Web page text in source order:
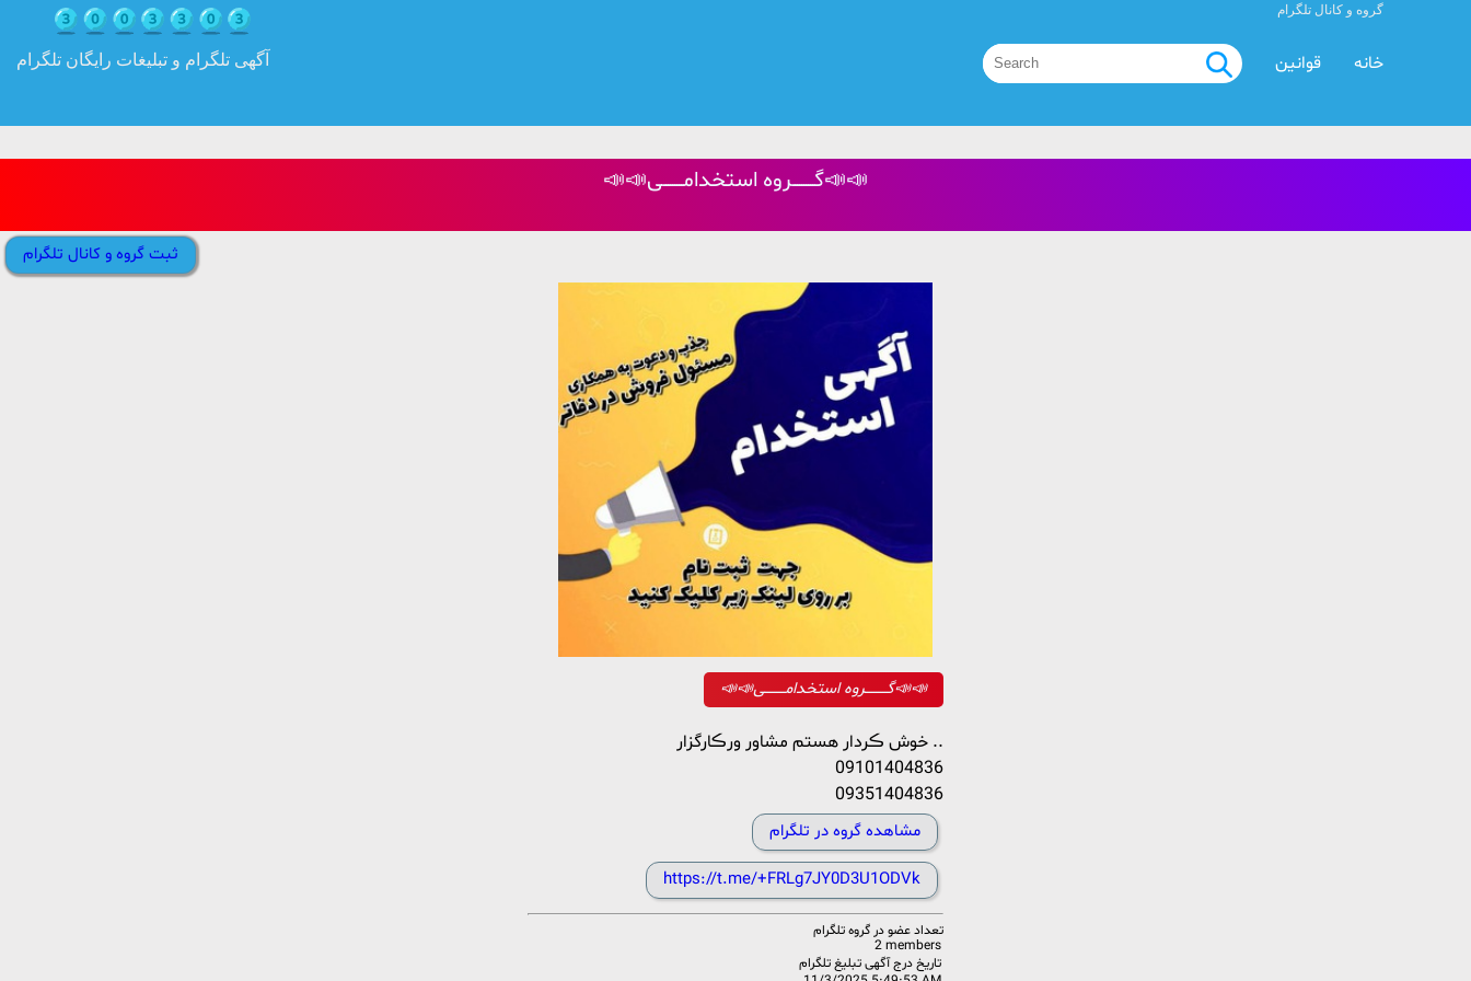
آگهی تلگرام و تبلیغات رایگان تلگرام
گروه و کانال تلگرام
قوانین خانه
📣📣گــــــــــروه استخدامـــــــــی📣📣
ثبت گروه و کانال تلگرام
📣📣گــــــــــروه استخدامـــــــــی📣📣
خوش ڪردار هستم مشاور ورڪارگزار ..
09101404836
09351404836
مشاهده گروه در تلگرام
https://t.me/+FRLg7JY0D3U1ODVk
تعداد عضو در گروه تلگرام
2 members
تاریخ درج آگهی تبلیغ تلگرام